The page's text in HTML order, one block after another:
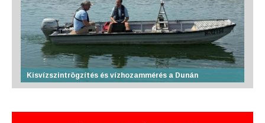
Kisvízszintrögzítés és vízhozammérés a Dunán